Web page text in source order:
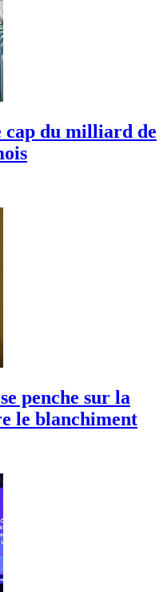
du milliard de
penche sur la
le blanchiment